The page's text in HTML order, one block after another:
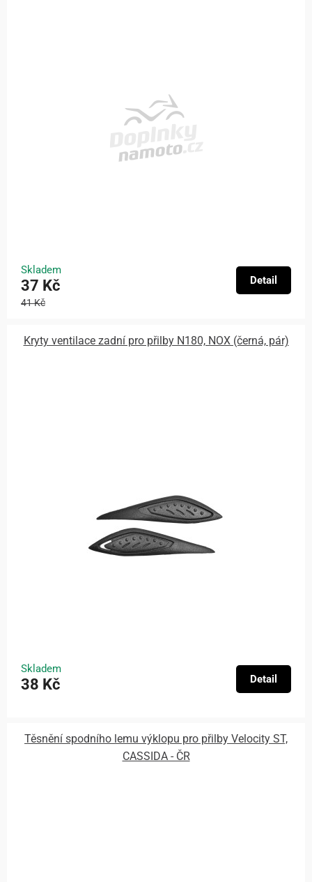
Skladem
37 Kč
41 Kč
Detail
Kryty ventilace zadní pro přilby N180, NOX (černá, pár)
Skladem
38 Kč Detail
Těsnění spodního lemu výklopu pro přilby Velocity ST,
CASSIDA - ČR